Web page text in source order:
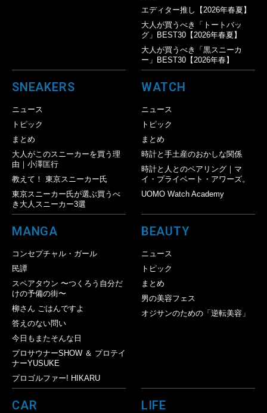
エディター推し【2026年春夏】
大人が買うべき「トートバッ
グ」BEST30【2026年春夏】
大人が買うべき「黒スニーカ
ー」BEST30【2026年春】
SNEAKERS
ニュース
トピック
まとめ
大人がこのスニーカーを買う理
由｜小澤匡行
教えて！ 東京スニーカー氏
東京スニーカー氏が選ぶ買うべ
き大人スニーカー3選
WATCH
ニュース
トピック
まとめ
時計と手土産のおかしな関係
時計と人とのペアリング｜マ
イ・プライベート・アワーズ。
UOMO Watch Academy
MANGA
コンセプチャル・ガール
民譚
スペアタウン 〜つくろう自分だ
けの予備の街〜
柳さん ごはんですよ
答えのない問い
今日もまたそんな日
プロサウナーSHOW ＆ プロテイ
ナーYUSUKE
プロゴルファー! HIKARU
BEAUTY
ニュース
トピック
まとめ
男の美容フェス
オジサンのための「逆転美容」
CAR LIFE